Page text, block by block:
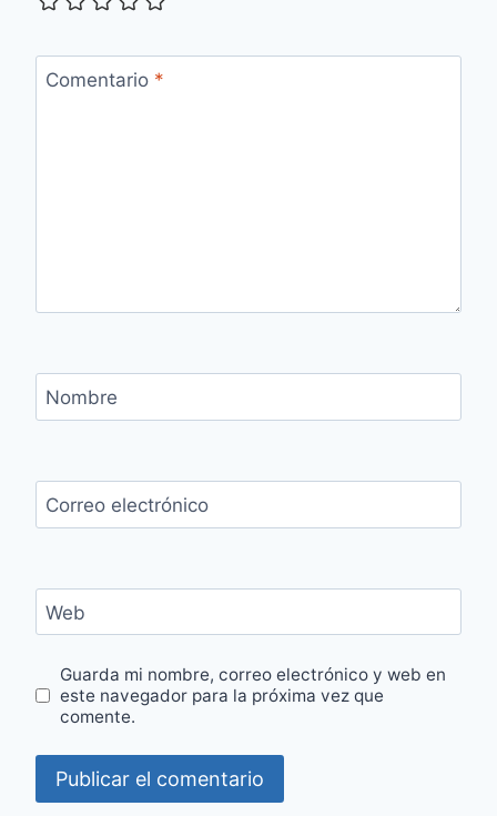
Comentario *
Nombre
Correo electrónico
Web
Guarda mi nombre, correo electrónico y web en
este navegador para la próxima vez que
comente.